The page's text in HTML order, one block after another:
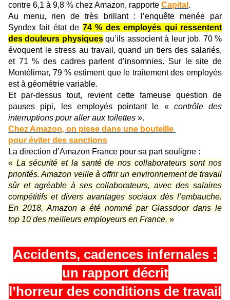
contre 6,1 à 9,8 % chez Amazon, rapporte Capital .
Au menu, rien de très brillant : l’enquête menée par
Syndex fait état de 74 % des employés qui ressentent
des douleurs physiquesqu’ils associent à leur job. 70 %
évoquent le stress au travail, quand un tiers des salariés,
et 71 % des cadres parlent d’insomnies. Sur le site de
Montélimar, 79 % estiment que le traitement des employés
est à géométrie variable.
Et par-dessus tout, revient cette fameuse question de
pauses pipi, les employés pointant le « contrôle des
interruptions pour aller aux toilettes ».
Chez Amazon, on pisse dans une bouteille
pour éviter des sanctions
La direction d’Amazon France pour sa part souligne :
« La sécurité et la santé de nos collaborateurs sont nos
priorités. Amazon veille à offrir un environnement de travail
sûr et agréable à ses collaborateurs, avec des salaires
compétitifs et divers avantages sociaux dès l’embauche.
En 2018, Amazon a été nommé par Glassdoor dans le
top 10 des meilleurs employeurs en France. »
Accidents, cadences infernales :
un rapport décrit
l’horreur des conditions de travail